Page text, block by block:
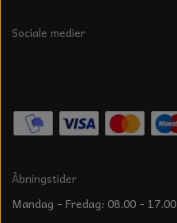
Sociale medier
Åbningstider
Mandag - Fredag: 08.00 - 17.00